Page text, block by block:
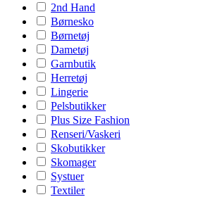
2nd Hand
Børnesko
Børnetøj
Dametøj
Garnbutik
Herretøj
Lingerie
Pelsbutikker
Plus Size Fashion
Renseri/Vaskeri
Skobutikker
Skomager
Systuer
Textiler